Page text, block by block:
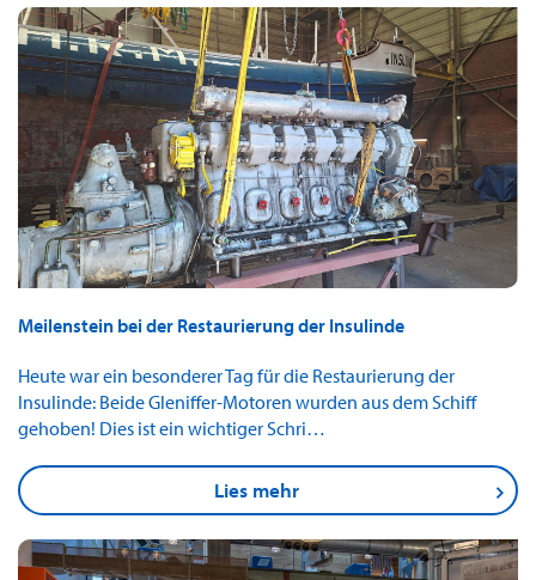
Meilenstein bei der Restaurierung der Insulinde
Heute war ein besonderer Tag für die Restaurierung der
Insulinde: Beide Gleniffer-Motoren wurden aus dem Schiff
gehoben! Dies ist ein wichtiger Schri…
Lies mehr